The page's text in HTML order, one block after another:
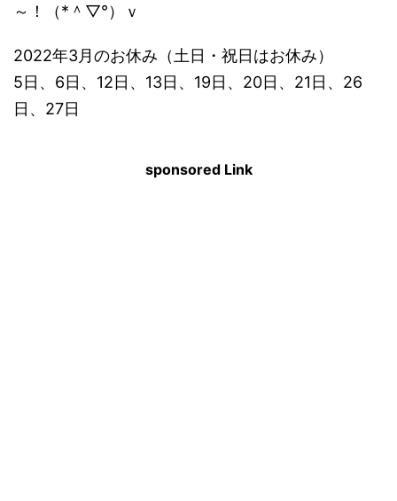
～！（*＾▽°）ｖ
2022年3月のお休み（土日・祝日はお休み）
5日、6日、12日、13日、19日、20日、21日、26
日、27日
sponsored Link